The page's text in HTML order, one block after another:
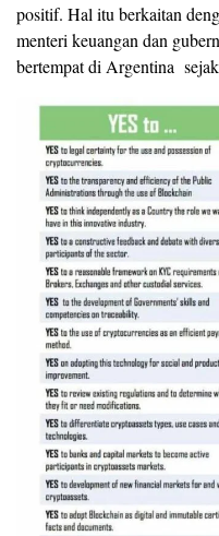
positif. Hal itu berkaitan
menteri keuangan dan
bertempat di Argentina